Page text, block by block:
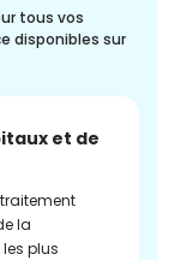
tous vos
disponibles sur
et de
la
plus